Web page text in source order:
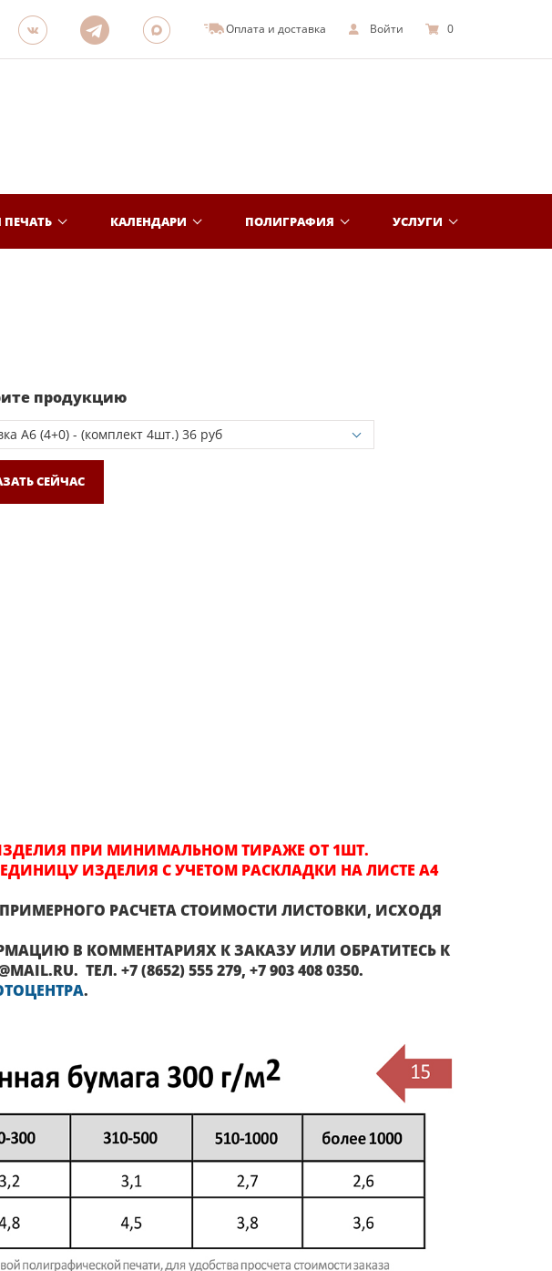
Оплата и доставка Войти 0
ПЕЧАТЬ КАЛЕНДАРИ ПОЛИГРАФИЯ УСЛУГИ
продукцию
СЕЙЧАС
ПРИ МИНИМАЛЬНОМ ТИРАЖЕ ОТ 1ШТ.
ИЗДЕЛИЯ С УЧЕТОМ РАСКЛАДКИ НА ЛИСТЕ А4
РАСЧЕТА СТОИМОСТИ ЛИСТОВКИ, ИСХОДЯ
В КОММЕНТАРИЯХ К ЗАКАЗУ ИЛИ ОБРАТИТЕСЬ К
ТЕЛ. +7 (8652) 555 279, +7 903 408 0350.
.